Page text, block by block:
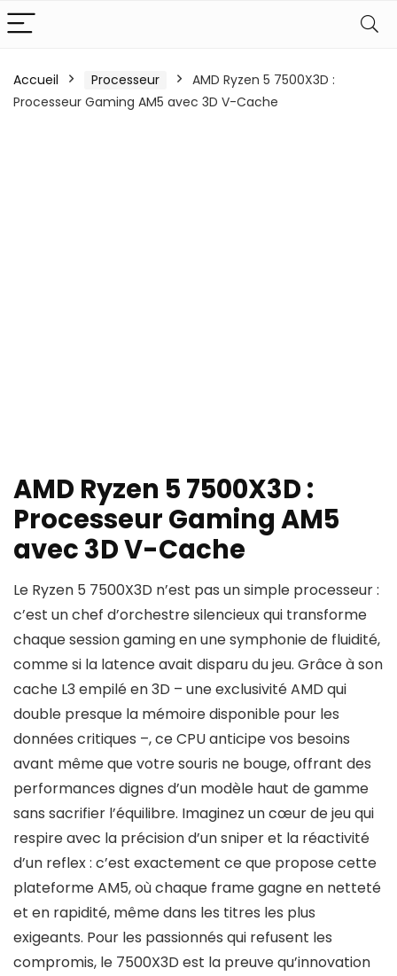
Accueil Processeur
AMD Ryzen 5 7500X3D :
Processeur Gaming AM5 avec 3D V-Cache
AMD Ryzen 5 7500X3D :
Processeur Gaming AM5
avec 3D V-Cache
Le Ryzen 5 7500X3D n’est pas un simple processeur :
c’est un chef d’orchestre silencieux qui transforme
chaque session gaming en une symphonie de fluidité,
comme si la latence avait disparu du jeu. Grâce à son
cache L3 empilé en 3D – une exclusivité AMD qui
double presque la mémoire disponible pour les
données critiques –, ce CPU anticipe vos besoins
avant même que votre souris ne bouge, offrant des
performances dignes d’un modèle haut de gamme
sans sacrifier l’équilibre. Imaginez un cœur de jeu qui
respire avec la précision d’un sniper et la réactivité
d’un reflex : c’est exactement ce que propose cette
plateforme AM5, où chaque frame gagne en netteté
et en rapidité, même dans les titres les plus
exigeants. Pour les passionnés qui refusent les
compromis, le 7500X3D est la preuve qu’innovation